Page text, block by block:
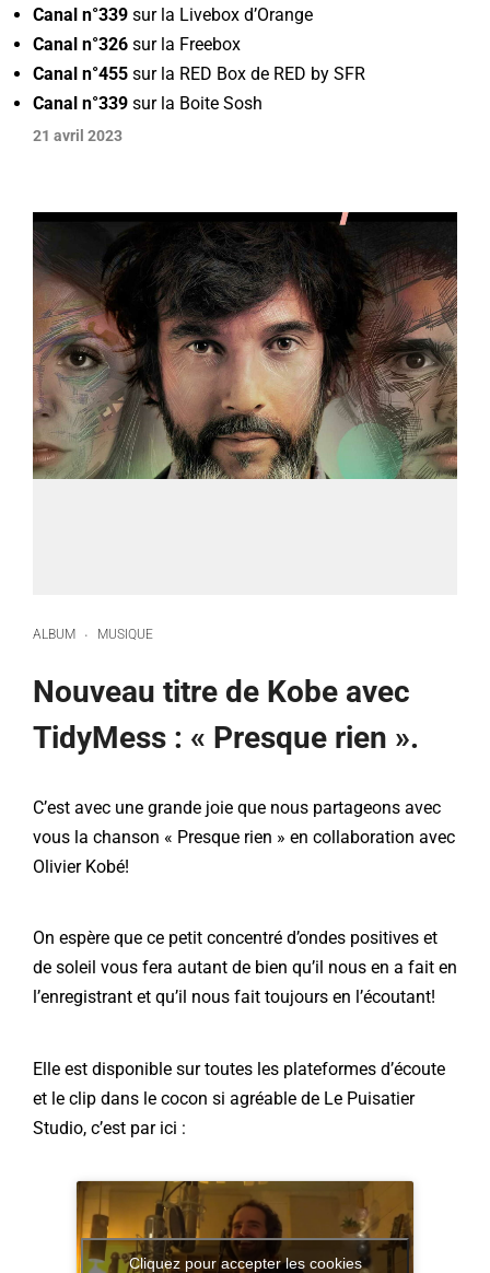
Canal n°339 sur la Livebox d’Orange
Canal n°326 sur la Freebox
Canal n°455 sur la RED Box de RED by SFR
Canal n°339 sur la Boite Sosh
21 avril 2023
ALBUM · MUSIQUE
Nouveau titre de Kobe avec
TidyMess : « Presque rien ».
C’est avec une grande joie que nous partageons avec
vous la chanson « Presque rien » en collaboration avec
Olivier Kobé!
On espère que ce petit concentré d’ondes positives et
de soleil vous fera autant de bien qu’il nous en a fait en
l’enregistrant et qu’il nous fait toujours en l’écoutant!
Elle est disponible sur toutes les plateformes d’écoute
et le clip dans le cocon si agréable de Le Puisatier
Studio, c’est par ici :
Cliquez pour accepter les cookies